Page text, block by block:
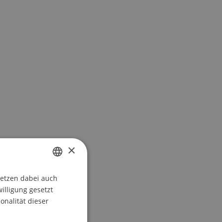
GERMAN
ENGLISH
×
dabei auch
gesetzt
dieser